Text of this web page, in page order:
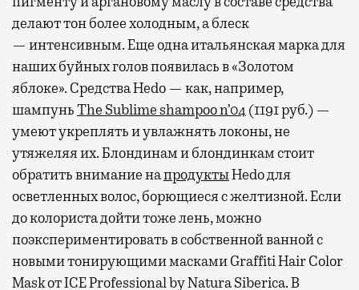
делают тон более холодным, а блеск
— интенсивным. Еще одна итальянская марка для
наших буйных голов появилась в «Золотом
яблоке». Средства Hedo — как, например,
шампуньThe Sublime shampoo n’04 (1191 руб.) —
умеют укреплять и увлажнять локоны, не
утяжеляя их. Блондинам и блондинкам стоит
обратить внимание напродуктыHedo для
осветленных волос, борющиеся с желтизной. Если
до колориста дойти тоже лень, можно
поэкспериментировать в собственной ванной с
новыми тонирующими масками Graffiti Hair Color
Mask от ICE Professional by Natura Siberica. В